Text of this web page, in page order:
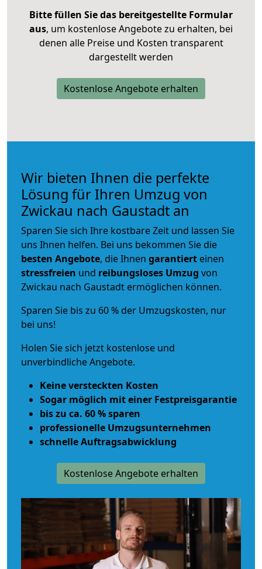
Bitte füllen Sie das bereitgestellte Formular
aus, um kostenlose Angebote zu erhalten, bei
denen alle Preise und Kosten transparent
dargestellt werden
Kostenlose Angebote erhalten
Wir bieten Ihnen die perfekte
Lösung für Ihren Umzug von
Zwickau nach Gaustadt an
Sparen Sie sich Ihre kostbare Zeit und lassen Sie
uns Ihnen helfen. Bei uns bekommen Sie die
besten Angebote, die Ihnen garantiert einen
stressfreien und reibungsloses Umzug von
Zwickau nach Gaustadt ermöglichen können.
Sparen Sie bis zu 60 % der Umzugskosten, nur
bei uns!
Holen Sie sich jetzt kostenlose und
unverbindliche Angebote.
Keine versteckten Kosten
Sogar möglich mit einer Festpreisgarantie
bis zu ca. 60 % sparen
professionelle Umzugsunternehmen
schnelle Auftragsabwicklung
Kostenlose Angebote erhalten